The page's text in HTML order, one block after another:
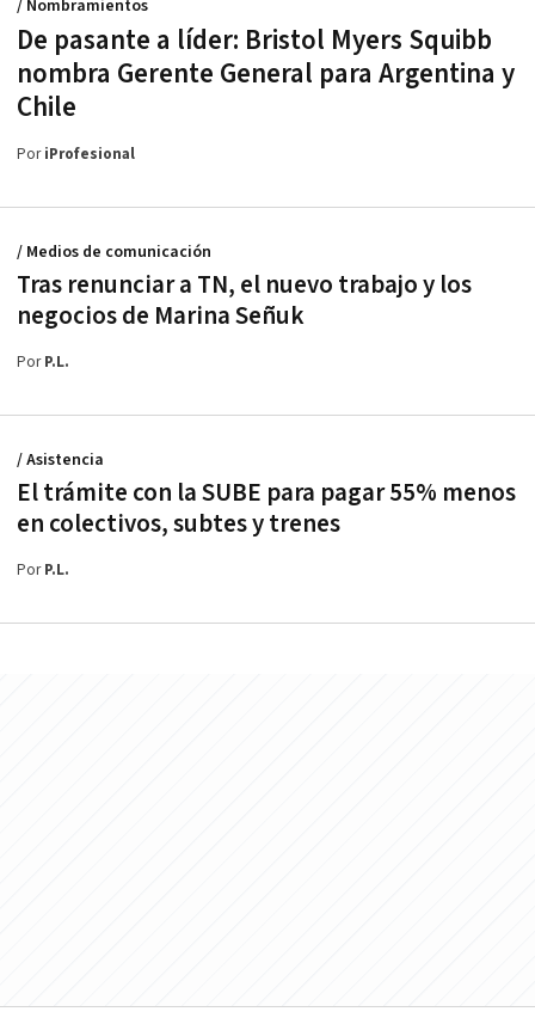
De pasante a líder: Bristol Myers Squibb
nombra Gerente General para Argentina y
Chile
/ Nombramientos
PoriProfesional
Tras renunciar a TN, el nuevo trabajo y los
negocios de Marina Señuk
/ Medios de comunicación
PorP.L.
El trámite con la SUBE para pagar 55% menos
en colectivos, subtes y trenes
/ Asistencia
PorP.L.